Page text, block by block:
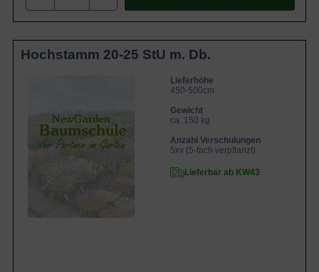
Hochstamm 20-25 StU m. Db.
Lieferhöhe
450-500cm
Gewicht
ca. 150 kg
Anzahl Verschulungen
5xv (5-fach verpflanzt)
Lieferbar ab KW43